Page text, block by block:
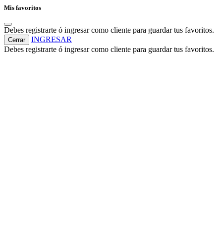
Mis favoritos
Debes registrarte ó ingresar como cliente para guardar tus favoritos.
Cerrar
INGRESAR
Debes registrarte ó ingresar como cliente para guardar tus favoritos.